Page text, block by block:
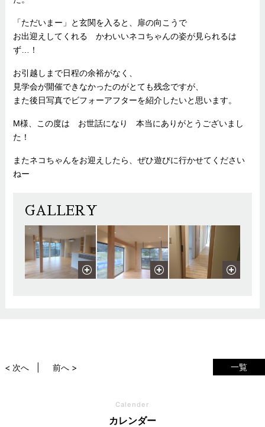
「ただいまー」と玄関を入ると、扉の向こうで
お出迎えしてくれる かわいいネコちゃんの姿が見られるは
ず…！
お引越しまで日程の余裕がなく、
見学会が開催できなかったのがとても残念ですが、
また後日写真でビフォーアフターを紹介したいと思います。
M様、この度は お世話になり 本当にありがとうございまし
た！
またネコちゃんをお迎えしたら、ぜひ遊びに行かせてください
ねー
GALLERY
一覧
< 次へ 前へ >
Calender
カレンダー